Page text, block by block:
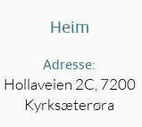
Heim
Adresse:
Hollaveien 2C, 7200
Kyrksæterøra